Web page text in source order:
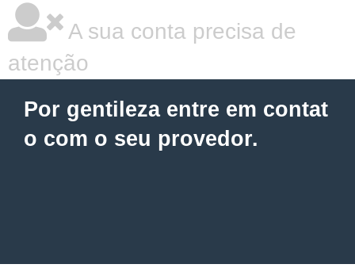
A sua conta precisa de
atenção
Por gentileza entre em contat
o com o seu provedor.